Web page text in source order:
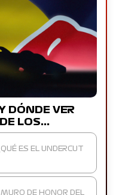
DÓNDE VER
LOS…
ES EL UNDERCUT
DE HONOR DEL